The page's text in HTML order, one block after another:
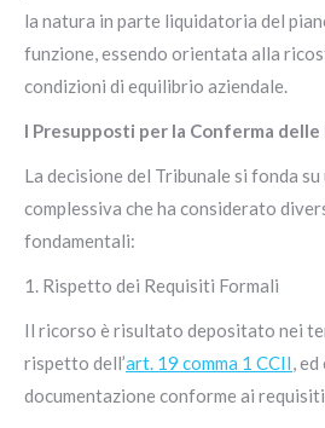
la natura in parte liquidatoria del
funzione, essendo orientata alla
condizioni di equilibrio aziendale.
I Presupposti per la Conferma
La decisione del Tribunale si fonda
complessiva che ha considerato
fondamentali:
1. Rispetto dei Requisiti Formali
Il ricorso è risultato depositato nei
rispetto dell’art. 19 comma 1 CCII,
documentazione conforme ai